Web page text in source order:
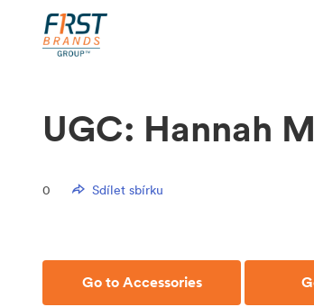
UGC: Hannah
0 Sdílet sbírku
Go to Accessories